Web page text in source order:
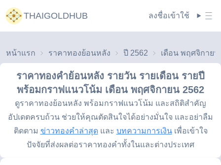
THAIGOLDHUB ลงชื่อเข้าใช้
หน้าแรก ราคาทองย้อนหลัง ปี 2562
ราคาทองคำย้อนหลัง รายวัน รายเดือน รายปี
พร้อมกราฟแนวโน้ม เดือน พฤศจิกายน 2562
ดูราคาทองย้อนหลัง พร้อมกราฟแนวโน้ม และสถิติสำคัญ
อัปเดตครบถ้วน ช่วยให้คุณตัดสินใจได้อย่างมั่นใจ และอย่าลืม
ติดตาม ข่าวทองคำล่าสุด และ บทความการเงิน เพื่อเข้าใจ
ปัจจัยที่ส่งผลต่อราคาทองคำทั้งในและต่างประเทศ